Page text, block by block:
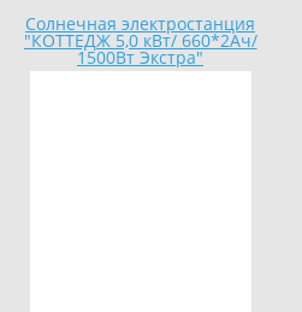
Солнечная электростанция
"КОТТЕДЖ 5,0 кВт/ 660*2Ач/
1500Вт Экстра"